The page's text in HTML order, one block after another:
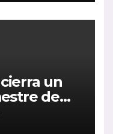
un
de
en